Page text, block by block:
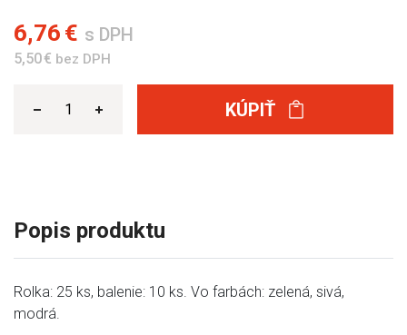
6,76 € s DPH
5,50 € bez DPH
KÚPIŤ
Popis produktu
Rolka: 25 ks, balenie: 10 ks. Vo farbách: zelená, sivá,
modrá.